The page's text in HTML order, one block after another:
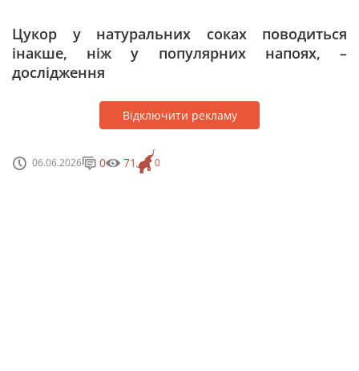
Цукор у натуральних соках поводиться
інакше, ніж у популярних напоях, –
дослідження
Відключити рекламу
06.06.2026 0
0 71